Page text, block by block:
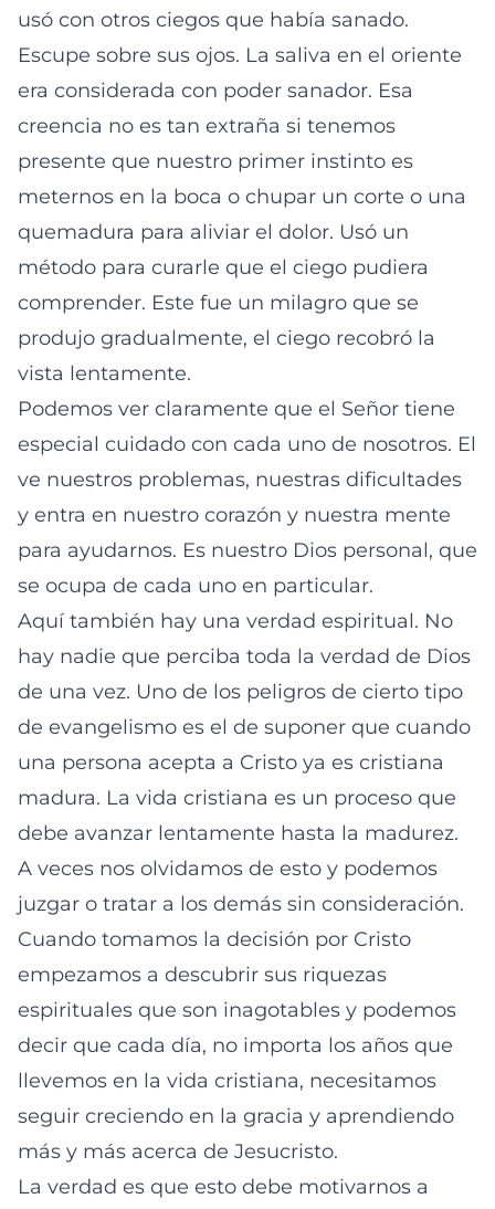
usó con otros ciegos que había sanado.
Escupe sobre sus ojos. La saliva en el oriente
era considerada con poder sanador. Esa
creencia no es tan extraña si tenemos
presente que nuestro primer instinto es
meternos en la boca o chupar un corte o una
quemadura para aliviar el dolor. Usó un
método para curarle que el ciego pudiera
comprender. Este fue un milagro que se
produjo gradualmente, el ciego recobró la
vista lentamente.
Podemos ver claramente que el Señor tiene
especial cuidado con cada uno de nosotros. El
ve nuestros problemas, nuestras dificultades
y entra en nuestro corazón y nuestra mente
para ayudarnos. Es nuestro Dios personal, que
se ocupa de cada uno en particular.
Aquí también hay una verdad espiritual. No
hay nadie que perciba toda la verdad de Dios
de una vez. Uno de los peligros de cierto tipo
de evangelismo es el de suponer que cuando
una persona acepta a Cristo ya es cristiana
madura. La vida cristiana es un proceso que
debe avanzar lentamente hasta la madurez.
A veces nos olvidamos de esto y podemos
juzgar o tratar a los demás sin consideración.
Cuando tomamos la decisión por Cristo
empezamos a descubrir sus riquezas
espirituales que son inagotables y podemos
decir que cada día, no importa los años que
llevemos en la vida cristiana, necesitamos
seguir creciendo en la gracia y aprendiendo
más y más acerca de Jesucristo.
La verdad es que esto debe motivarnos a